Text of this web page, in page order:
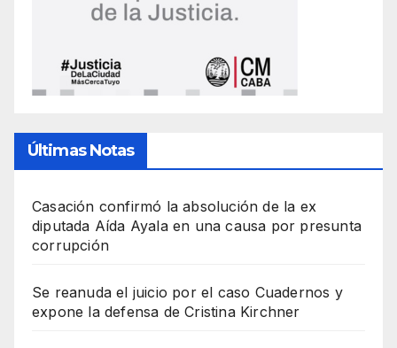
Últimas Notas
Casación confirmó la absolución de la ex
diputada Aída Ayala en una causa por presunta
corrupción
Se reanuda el juicio por el caso Cuadernos y
expone la defensa de Cristina Kirchner